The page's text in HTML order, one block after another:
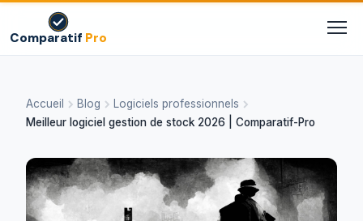
Comparatif Pro
Accueil Blog
Logiciels professionnels
Meilleur logiciel gestion de stock 2026 | Comparatif-Pro